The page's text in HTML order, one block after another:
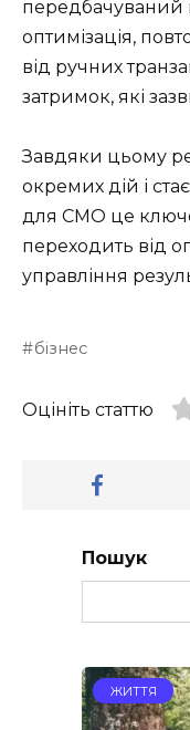
передбачуваний
оптимізація,
від ручних
затримок, які
Завдяки цьому
окремих дій і
для CMO це
переходить від
управління
бізнес
Оцініть статтю
Пошук
ЖИТТЯ